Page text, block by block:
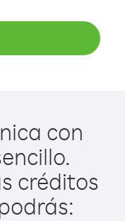
con
créditos